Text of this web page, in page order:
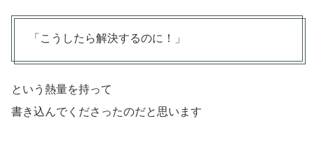
「こうしたら解決するのに！」
という熱量を持って
書き込んでくださったのだと思います